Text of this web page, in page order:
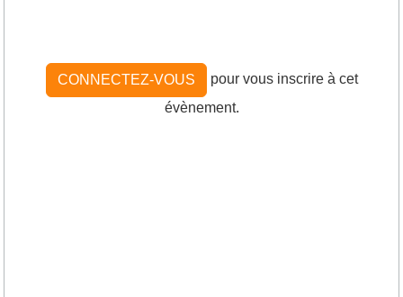
CONNECTEZ-VOUS
pour vous inscrire à cet
évènement.